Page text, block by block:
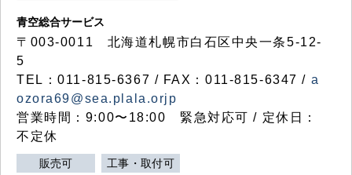
青空総合サービス
〒003-0011 北海道札幌市白石区中央一条5-12-
5
TEL：011-815-6367 / FAX：011-815-6347 / a
ozora69@sea.plala.orjp
営業時間：9:00〜18:00 緊急対応可 / 定休日：
不定休
販売可 工事・取付可